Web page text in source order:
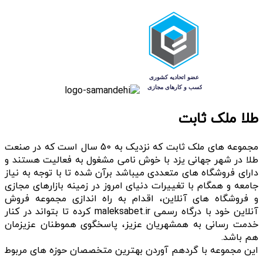
طلا ملک ثابت
مجموعه های ملک ثابت که نزدیک به 50 سال است که در صنعت
طلا در شهر جهانی یزد با خوش نامی مشغول به فعالیت هستند و
دارای فروشگاه های متعددی میباشد برآن شده تا با توجه به نیاز
جامعه و همگام با تغییرات دنیای امروز در زمینه بازارهای مجازی
و فروشگاه های آنلاین، اقدام به راه اندازی مجموعه فروش
آنلاین خود با درگاه رسمی maleksabet.ir کرده تا بتواند در کنار
خدمت رسانی به همشهریان عزیز، پاسخگوی هموطنان عزیزمان
هم باشد.
این مجموعه با گردهم آوردن بهترین متخصصان حوزه های مربوط